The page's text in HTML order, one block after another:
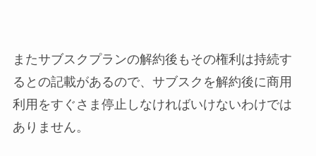
またサブスクプランの解約後もその権利は持続す
るとの記載があるので、サブスクを解約後に商用
利用をすぐさま停止しなければいけないわけでは
ありません。